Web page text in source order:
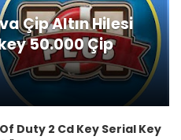
Çip Altın Hilesi
50.000 Çip
Duty 2 Cd Key Serial Key